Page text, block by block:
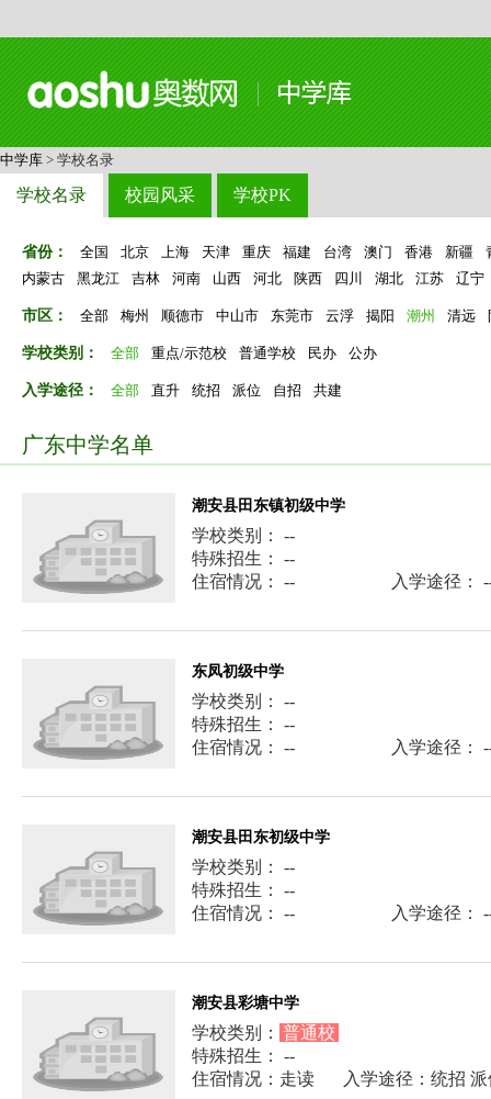
中学库 > 学校名录
学校名录 校园风采 学校PK
省份： 全国 北京 上海 天津 重庆 福建 台湾 澳门 香港 新疆
内蒙古
黑龙江 吉林 河南 山西 河北 陕西 四川 湖北 江苏 辽宁
市区： 全部 梅州 顺德市 中山市 东莞市 云浮 揭阳 潮州 清远
学校类别： 全部 重点/示范校 普通学校 民办 公办
入学途径： 全部 直升 统招 派位 自招 共建
广东中学名单
潮安县田东镇初级中学
学校类别： --
特殊招生： --
住宿情况： --
入学途径：
东凤初级中学
学校类别： --
特殊招生： --
住宿情况： --
入学途径：
潮安县田东初级中学
学校类别： --
特殊招生： --
住宿情况： --
入学途径：
潮安县彩塘中学
学校类别： 普通校
特殊招生： --
住宿情况：走读
入学途径：统招